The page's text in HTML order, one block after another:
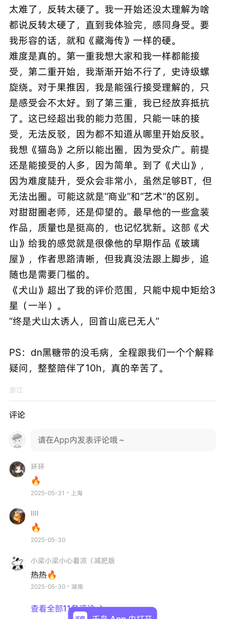
太难了，反转太硬了。我一开始还没太理解为啥
都说反转太硬了，直到我体验完，感同身受。要
我形容的话，就和《藏海传》一样的硬。
难度是真的。第一重我想大家和我一样都能接
受，第二重开始，我渐渐开始不行了，史诗级螺
旋绕。对于果推因，我是能强行接受理解的，只
是感受会不太好。到了第三重，我已经放弃抵抗
了。这已经超出我的能力范围，只能一味的接
受，无法反驳，因为都不知道从哪里开始反驳。
我想《猫岛》之所以能出圈，因为受众广。前提
还是能接受的人多，因为简单。到了《犬山》，
因为难度陡升，受众会非常小，虽然足够BT，但
无法出圈。可能这就是“商业”和“艺术”的区别。
对甜甜圈老师，还是仰望的。最早他的一些盒装
作品，质量也是挺高的，也记忆犹新。这部《犬
山》给我的感觉就是很像他的早期作品《玻璃
屋》，作者思路清晰，但我真没法跟上脚步，追
随也是需要门槛的。
《犬山》超出了我的评价范围，只能中规中矩给3
星（一半）。
“终是犬山太诱人，回首山底已无人”
PS：dn黑糖带的没毛病，全程跟我们一个个解释
疑问，整整陪伴了10h，真的辛苦了。
浙江
评论
请在App内发表评论哦～
环环
🔥
2025-05-31・上海
Illl
🔥
2025-05-30
小梁小梁小心着凉（减肥版
热热🔥
2025-05-30・湖南
查看全部11条评论 